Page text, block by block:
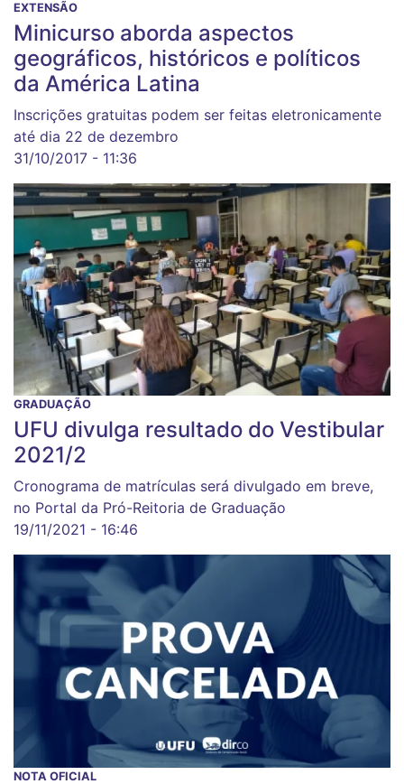
EXTENSÃO
Minicurso aborda aspectos
geográficos, históricos e políticos
da América Latina
Inscrições gratuitas podem ser feitas eletronicamente
até dia 22 de dezembro
31/10/2017 - 11:36
GRADUAÇÃO
UFU divulga resultado do Vestibular
2021/2
Cronograma de matrículas será divulgado em breve,
no Portal da Pró-Reitoria de Graduação
19/11/2021 - 16:46
NOTA OFICIAL